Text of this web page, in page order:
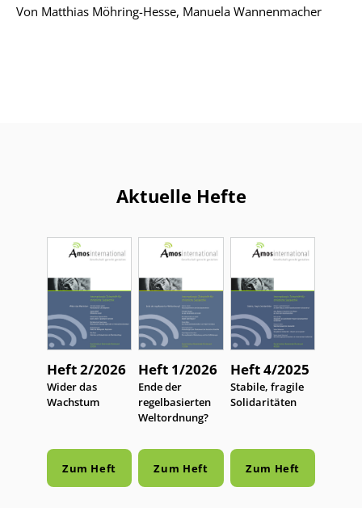
Von Matthias Möhring-Hesse, Manuela Wannenmacher
Aktuelle Hefte
Heft 2/2026
:
Wider das
Wachstum
Zum Heft
Heft 1/2026
:
Ende der
regelbasierten
Weltordnung?
Zum Heft
Heft 4/2025
:
Stabile, fragile
Solidaritäten
Zum Heft